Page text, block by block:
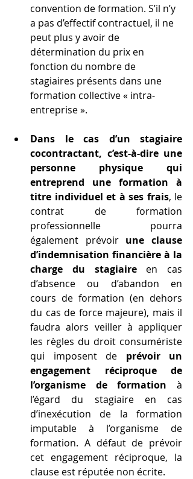
convention de formation. S’il n’y
a pas d’effectif contractuel, il ne
peut plus y avoir de
détermination du prix en
fonction du nombre de
stagiaires présents dans une
formation collective « intra-
entreprise ».
Dans le cas d’un stagiaire
cocontractant, c’est-à-dire une
personne physique qui
entreprend une formation à
titre individuel et à ses frais, le
contrat de formation
professionnelle pourra
également prévoir une clause
d’indemnisation financière à la
charge du stagiaire en cas
d’absence ou d’abandon en
cours de formation (en dehors
du cas de force majeure), mais il
faudra alors veiller à appliquer
les règles du droit consumériste
qui imposent de prévoir un
engagement réciproque de
l’organisme de formation à
l’égard du stagiaire en cas
d’inexécution de la formation
imputable à l’organisme de
formation. A défaut de prévoir
cet engagement réciproque, la
clause est réputée non écrite.